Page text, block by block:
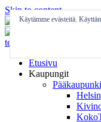
Skip to content
Etusivu
Kaupungit
Käytämme evästeitä.